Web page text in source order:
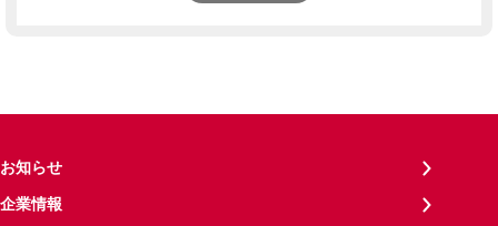
お知らせ
企業情報